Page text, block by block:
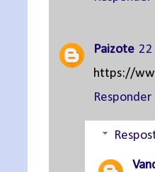
Paizote 22
https://
Responder